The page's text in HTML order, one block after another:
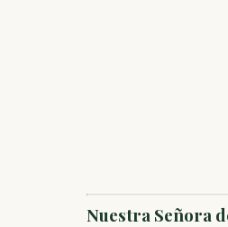
Nuestra Señora